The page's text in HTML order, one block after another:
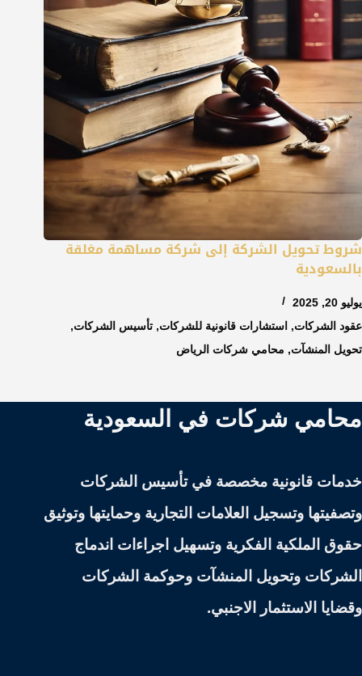
شروط تحويل الشركة إلى شركة مساهمة مغلقة
بالسعودية
يوليو 20, 2025
عقود الشركات, استشارات قانونية للشركات, تأسيس الشركات,
تحويل المنشآت, محامي شركات الرياض
محامي شركات في السعودية
خدمات قانونية مخصصة في تأسيس الشركات
وتصفيتها وتسجيل العلامات التجارية وحمايتها وتوثيق
حقوق الملكية الفكرية وتسهيل اجراءات اندماج
الشركات وتحويل المنشآت وحوكمة الشركات
وقضايا الاستثمار الاجنبي.